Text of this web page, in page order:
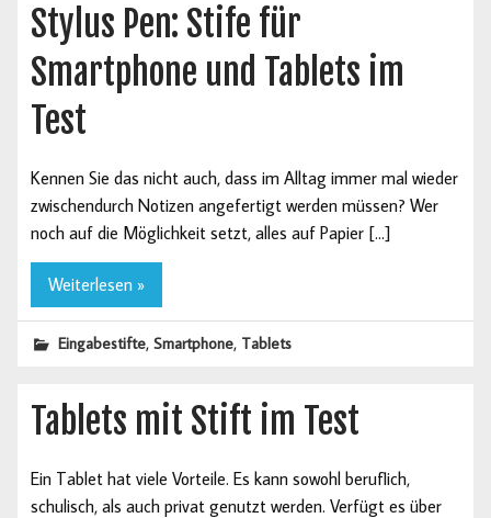
Stylus Pen: Stife für
Smartphone und Tablets im
Test
Kennen Sie das nicht auch, dass im Alltag immer mal wieder
zwischendurch Notizen angefertigt werden müssen? Wer
noch auf die Möglichkeit setzt, alles auf Papier […]
Weiterlesen »
Eingabestifte,Smartphone, Tablets
Tablets mit Stift im Test
Ein Tablet hat viele Vorteile. Es kann sowohl beruflich,
schulisch, als auch privat genutzt werden. Verfügt es über